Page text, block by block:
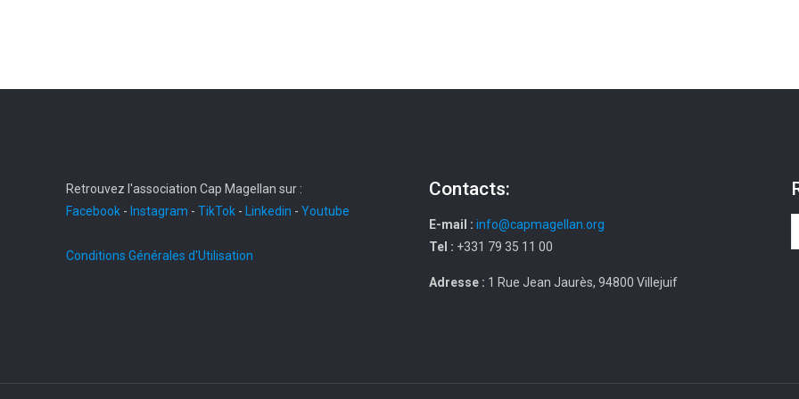
Retrouvez l'association Cap Magellan sur :
Facebook - Instagram - TikTok - Linkedin - Youtube
Conditions Générales d'Utilisation
Contacts:
E-mail : info@capmagellan.org
Tel : +331 79 35 11 00
Adresse : 1 Rue Jean Jaurès, 94800 Villejuif